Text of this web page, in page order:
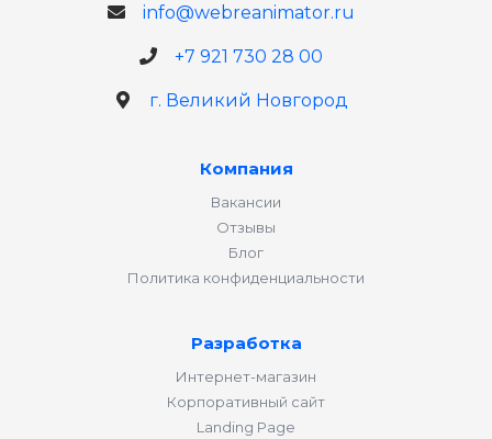
info@webreanimator.ru
+7 921 730 28 00
г. Великий Новгород
Компания
Вакансии
Отзывы
Блог
Политика конфиденциальности
Разработка
Интернет-магазин
Корпоративный сайт
Landing Page